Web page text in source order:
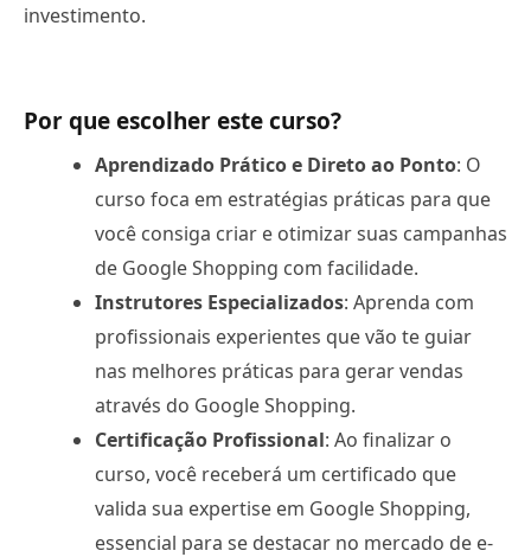
investimento.
Por que escolher este curso?
Aprendizado Prático e Direto ao Ponto: O
curso foca em estratégias práticas para que
você consiga criar e otimizar suas campanhas
de Google Shopping com facilidade.
Instrutores Especializados: Aprenda com
profissionais experientes que vão te guiar
nas melhores práticas para gerar vendas
através do Google Shopping.
Certificação Profissional: Ao finalizar o
curso, você receberá um certificado que
valida sua expertise em Google Shopping,
essencial para se destacar no mercado de e-